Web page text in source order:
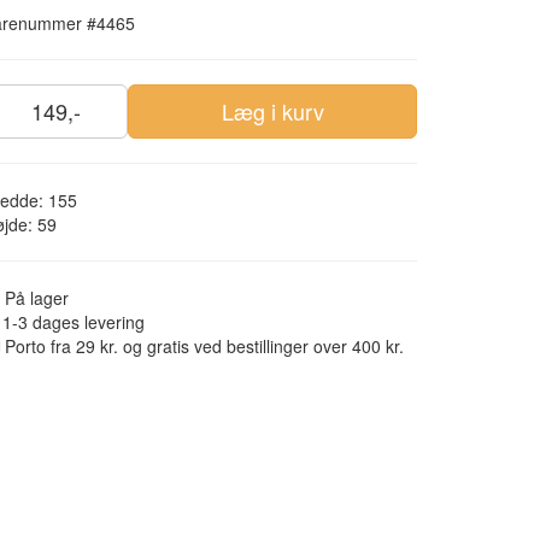
#4465
149,- Læg i kurv
155
59
På lager
1-3 dages levering
Porto fra 29 kr. og gratis ved bestillinger over 400 kr.